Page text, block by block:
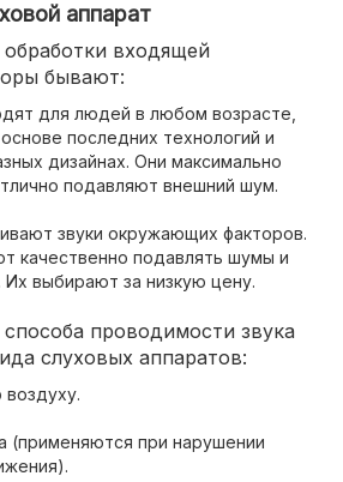
аппарат
входящей
бывают:
для людей в любом возрасте,
последних технологий и
дизайнах. Они максимально
подавляют внешний шум.
звуки окружающих факторов.
качественно подавлять шумы и
Их выбирают за низкую цену.
проводимости звука
слуховых аппаратов:
(применяются при нарушении